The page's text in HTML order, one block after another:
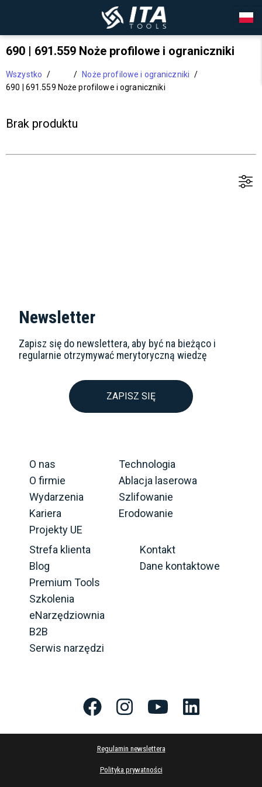
690 | 691.559 Noże profilowe i ograniczniki
Wszystko / / Noże profilowe i ograniczniki /
690 | 691.559 Noże profilowe i ograniczniki
Brak produktu
Newsletter
Zapisz się do newslettera, aby być na bieżąco i
regularnie otrzymywać merytoryczną wiedzę
ZAPISZ SIĘ
O nas
O firmie
Wydarzenia
Kariera
Projekty UE
Technologia
Ablacja laserowa
Szlifowanie
Erodowanie
Strefa klienta
Blog
Premium Tools
Szkolenia
eNarzędziownia
B2B
Serwis narzędzi
Kontakt
Dane kontaktowe
Regulamin newslettera
Polityka prywatności